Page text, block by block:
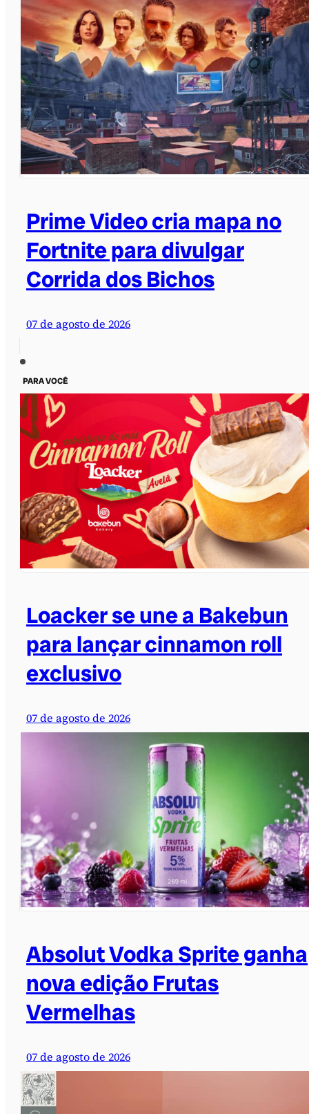
Prime Video cria mapa no
Fortnite para divulgar
Corrida dos Bichos
07 de agosto de 2026
PARA VOCÊ
Loacker se une a Bakebun
para lançar cinnamon roll
exclusivo
07 de agosto de 2026
Absolut Vodka Sprite ganha
nova edição Frutas
Vermelhas
07 de agosto de 2026